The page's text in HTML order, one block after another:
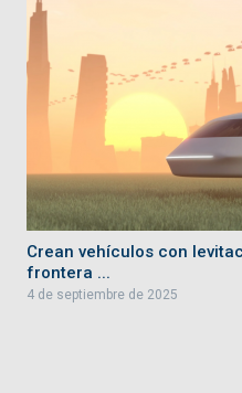
Crean vehículos con
frontera ...
4 de septiembre de 2025